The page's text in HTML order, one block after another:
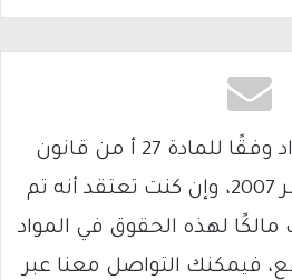
يتم الاستخدام المواد وفقًا للمادة 27 أ من قانون
حقوق التأليف والنشر 2007، وإن كنت تعتقد أنه تم
لهذه الحقوق في المواد
فيمكنك التواصل معنا عبر